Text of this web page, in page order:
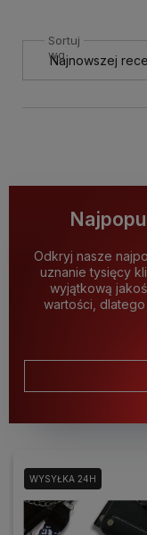
Sortuj
wg
Odkryj nasze
uznanie tysięcy
wyjątkową
wartości,
WYSYŁKA 24H